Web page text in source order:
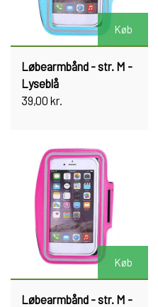
Køb
Løbearmbånd - str. M -
Lyseblå
39,00 kr.
Køb
Løbearmbånd - str. M -